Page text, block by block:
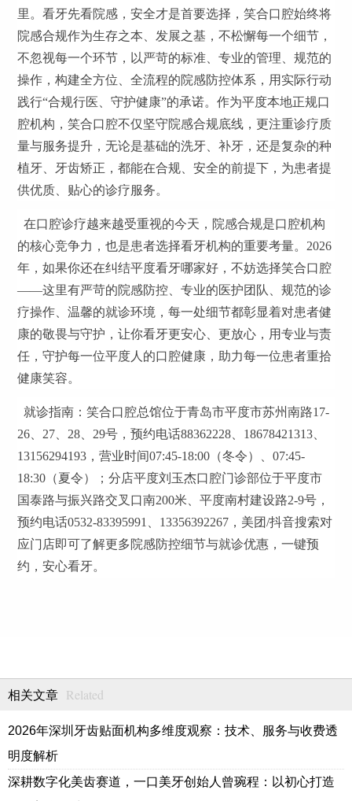
里。看牙先看院感，安全才是首要选择，笑合口腔始终将
院感合规作为生存之本、发展之基，不松懈每一个细节，
不忽视每一个环节，以严苛的标准、专业的管理、规范的
操作，构建全方位、全流程的院感防控体系，用实际行动
践行“合规行医、守护健康”的承诺。作为平度本地正规口
腔机构，笑合口腔不仅坚守院感合规底线，更注重诊疗质
量与服务提升，无论是基础的洗牙、补牙，还是复杂的种
植牙、牙齿矫正，都能在合规、安全的前提下，为患者提
供优质、贴心的诊疗服务。
在口腔诊疗越来越受重视的今天，院感合规是口腔机构
的核心竞争力，也是患者选择看牙机构的重要考量。2026
年，如果你还在纠结平度看牙哪家好，不妨选择笑合口腔
——这里有严苛的院感防控、专业的医护团队、规范的诊
疗操作、温馨的就诊环境，每一处细节都彰显着对患者健
康的敬畏与守护，让你看牙更安心、更放心，用专业与责
任，守护每一位平度人的口腔健康，助力每一位患者重拾
健康笑容。
就诊指南：笑合口腔总馆位于青岛市平度市苏州南路17-
26、27、28、29号，预约电话88362228、18678421313、
13156294193，营业时间07:45-18:00（冬令）、07:45-
18:30（夏令）；分店平度刘玉杰口腔门诊部位于平度市
国泰路与振兴路交叉口南200米、平度南村建设路2-9号，
预约电话0532-83395991、13356392267，美团/抖音搜索对
应门店即可了解更多院感防控细节与就诊优惠，一键预
约，安心看牙。
相关文章 Related
2026年深圳牙齿贴面机构多维度观察：技术、服务与收费透
明度解析
深耕数字化美齿赛道，一口美牙创始人曾琬程：以初心打造